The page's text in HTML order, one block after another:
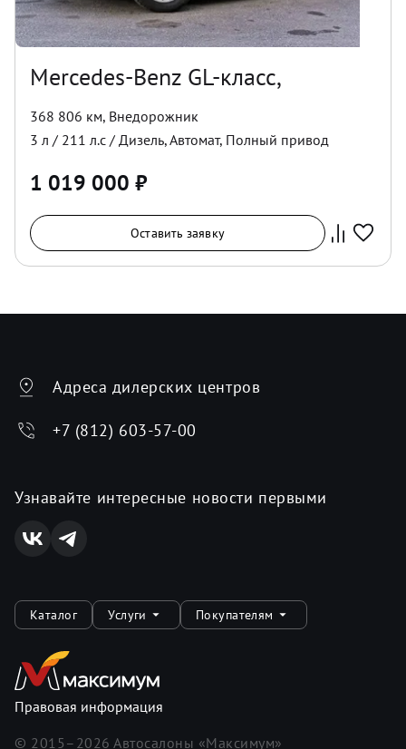
Mercedes-Benz GL-класс,
368 806 км, Внедорожник
3 л / 211 л.с / Дизель,Автомат, Полный привод
1 019 000 ₽
Оставить заявку
Адреса дилерских центров
+7 (812) 603-57-00
Узнавайте интересные новости первыми
Каталог Услуги Покупателям
Правовая информация
© 2015– 2026 Автосалоны «Максимум»